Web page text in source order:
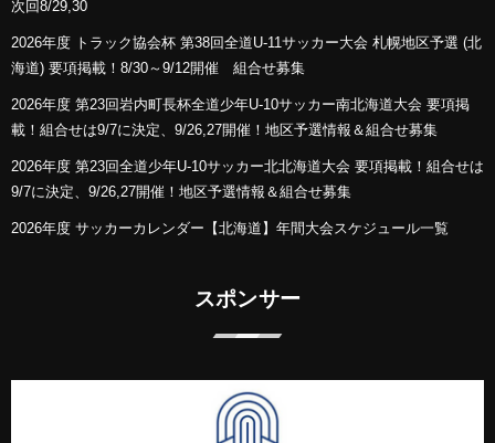
次回8/29,30
2026年度 トラック協会杯 第38回全道U-11サッカー大会 札幌地区予選 (北
海道) 要項掲載！8/30～9/12開催 組合せ募集
2026年度 第23回岩内町長杯全道少年U-10サッカー南北海道大会 要項掲
載！組合せは9/7に決定、9/26,27開催！地区予選情報＆組合せ募集
2026年度 第23回全道少年U-10サッカー北北海道大会 要項掲載！組合せは
9/7に決定、9/26,27開催！地区予選情報＆組合せ募集
2026年度 サッカーカレンダー【北海道】年間大会スケジュール一覧
スポンサー